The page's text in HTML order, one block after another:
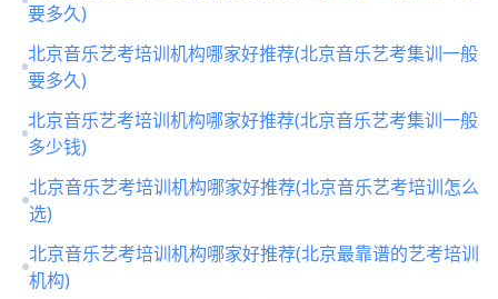
要多久)
北京音乐艺考培训机构哪家好推荐(北京音乐艺考集训一般
要多久)
北京音乐艺考培训机构哪家好推荐(北京音乐艺考集训一般
多少钱)
北京音乐艺考培训机构哪家好推荐(北京音乐艺考培训怎么
选)
北京音乐艺考培训机构哪家好推荐(北京最靠谱的艺考培训
机构)